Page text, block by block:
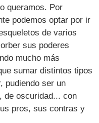
queramos. Por
podemos optar por ir
de varios
sus poderes
mucho más
sumar distintos tipos
pudiendo ser un
de oscuridad... con
pros, sus contras y